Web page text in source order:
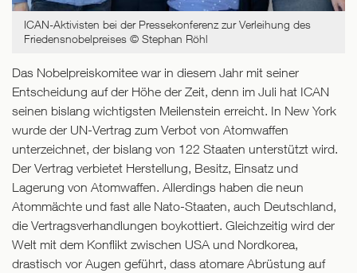
ICAN-Aktivisten bei der Pressekonferenz zur Verleihung des
Friedensnobelpreises © Stephan Röhl
Das Nobelpreiskomitee war in diesem Jahr mit seiner
Entscheidung auf der Höhe der Zeit, denn im Juli hat ICAN
seinen bislang wichtigsten Meilenstein erreicht. In New York
wurde der UN-Vertrag zum Verbot von Atomwaffen
unterzeichnet, der bislang von 122 Staaten unterstützt wird.
Der Vertrag verbietet Herstellung, Besitz, Einsatz und
Lagerung von Atomwaffen. Allerdings haben die neun
Atommächte und fast alle Nato-Staaten, auch Deutschland,
die Vertragsverhandlungen boykottiert. Gleichzeitig wird der
Welt mit dem Konflikt zwischen USA und Nordkorea,
drastisch vor Augen geführt, dass atomare Abrüstung auf